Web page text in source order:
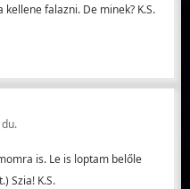
falazni. De minek? K.S.
is. Le is loptam belőle
Szia! K.S.